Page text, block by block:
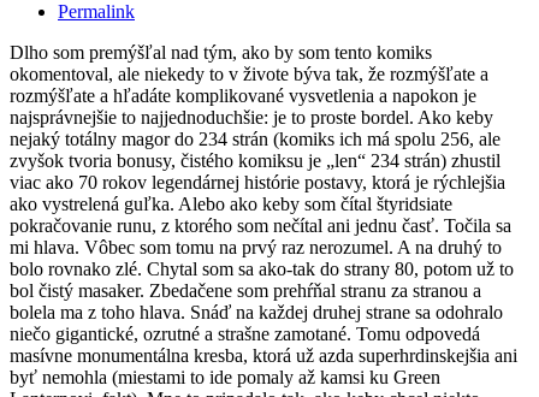
Permalink
Dlho som premýšľal nad tým, ako by som tento komiks
okomentoval, ale niekedy to v živote býva tak, že rozmýšľate a
rozmýšľate a hľadáte komplikované vysvetlenia a napokon je
najsprávnejšie to najjednoduchšie: je to proste bordel. Ako keby
nejaký totálny magor do 234 strán (komiks ich má spolu 256, ale
zvyšok tvoria bonusy, čistého komiksu je „len“ 234 strán) zhustil
viac ako 70 rokov legendárnej histórie postavy, ktorá je rýchlejšia
ako vystrelená guľka. Alebo ako keby som čítal štyridsiate
pokračovanie runu, z ktorého som nečítal ani jednu časť. Točila sa
mi hlava. Vôbec som tomu na prvý raz nerozumel. A na druhý to
bolo rovnako zlé. Chytal som sa ako-tak do strany 80, potom už to
bol čistý masaker. Zbedačene som prehŕňal stranu za stranou a
bolela ma z toho hlava. Snáď na každej druhej strane sa odohralo
niečo gigantické, ozrutné a strašne zamotané. Tomu odpovedá
masívne monumentálna kresba, ktorá už azda superhrdinskejšia ani
byť nemohla (miestami to ide pomaly až kamsi ku Green